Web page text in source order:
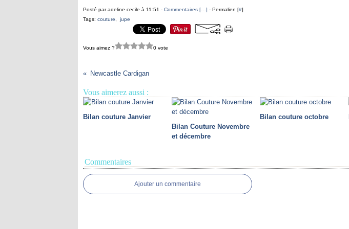
Posté par adeline cecile à 11:51 - Commentaires [ ] - Permalien [#]
Tags: couture jupe
Vous aimez ? 0 vote
Newcastle Cardigan
Vous aimerez aussi :
Bilan couture Janvier
Bilan Couture Novembre
et décembre
Bilan couture octobre
Commentaires
Ajouter un commentaire